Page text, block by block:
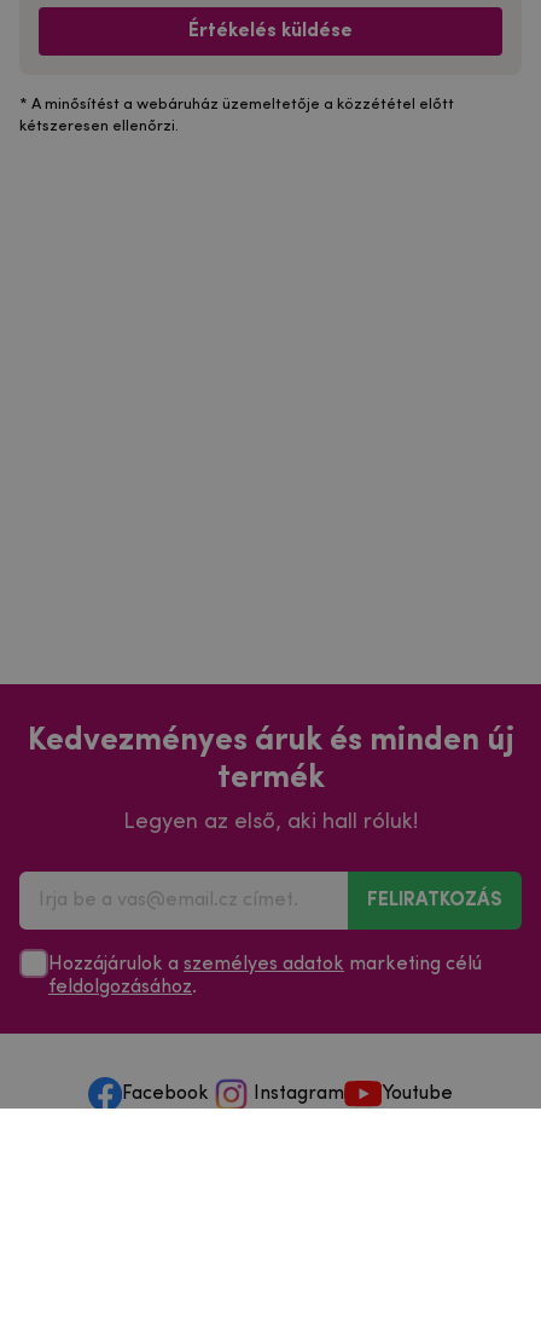
Értékelés küldése
* A minősítést a webáruház üzemeltetője a közzététel előtt
kétszeresen ellenőrzi.
Kedvezményes áruk és minden új
termék
Legyen az első, aki hall róluk!
FELIRATKOZÁS
Hozzájárulok a személyes adatok marketing célú
feldolgozásához.
Facebook Instagram Youtube